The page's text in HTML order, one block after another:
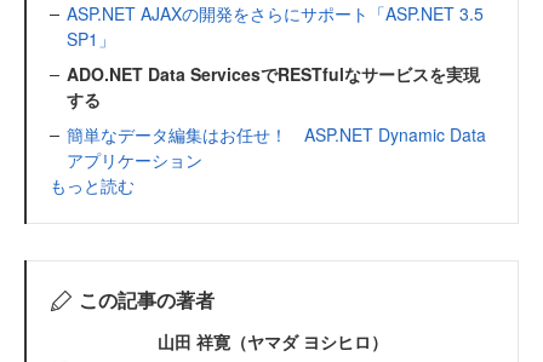
ASP.NET AJAXの開発をさらにサポート「ASP.NET 3.5
SP1」
ADO.NET Data ServicesでRESTfulなサービスを実現
する
簡単なデータ編集はお任せ！ ASP.NET Dynamic Data
アプリケーション
もっと読む
この記事の著者
山田 祥寛（ヤマダ ヨシヒロ）